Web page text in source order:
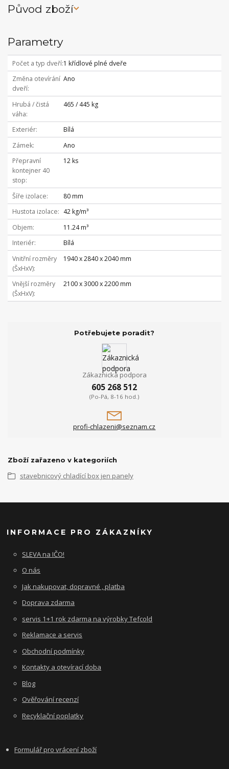
Původ zboží
Parametry
Počet a typ dveří 1 křídlové plné dveře
Změna otevírání
dveří
Ano
Hrubá / čistá
váha
465 / 445 kg
Exteriér
Bílá
Zámek
Ano
Přepravní
kontejner 40
stop
12 ks
Šíře izolace
80 mm
Hustota izolace
42 kg/m³
Objem
11.24 m³
Interiér
Bílá
Vnitřní rozměry
(ŠxHxV)
1940 x 2840 x 2040 mm
Vnější rozměry
(ŠxHxV)
2100 x 3000 x 2200 mm
Potřebujete poradit?
Zákaznická podpora
605 268 512
(Po-Pá, 8-16 hod.)
profi-chlazeni@seznam.cz
Zboží zařazeno v kategoriích
stavebnicový chladící box jen panely
INFORMACE PRO ZÁKAZNÍKY
SLEVA na IČO!
O nás
Jak nakupovat, dopravné , platba
Doprava zdarma
servis 1+1 rok zdarma na výrobky Tefcold
Reklamace a servis
Obchodní podmínky
Kontakty a otevírací doba
Blog
Ověřování recenzí
Recyklační poplatky
Formulář pro vrácení zboží